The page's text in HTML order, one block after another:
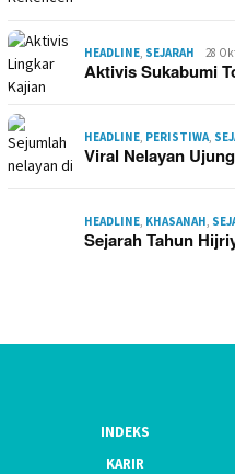
HEADLINE SEJARAH 28
Aktivis Sukabumi
HEADLINE PERISTIWA
Viral Nelayan
HEADLINE KHASANAH
Sejarah Tahun
INDEKS
KARIR